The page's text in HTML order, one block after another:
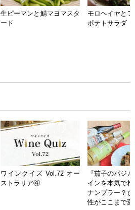
生ピーマンと鯖マヨマスタ
ード
モロヘイヤと
ポテトサラダ
ワインクイズ Vol.72 オー
ストラリア④
『茄子のバジ
インを本気で
ナンプラー？
性がここまで